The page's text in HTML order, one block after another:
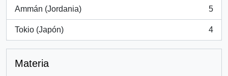
Ammán (Jordania)
, 5 resultados
5
Tokio (Japón)
, 4 resultados
4
Materia